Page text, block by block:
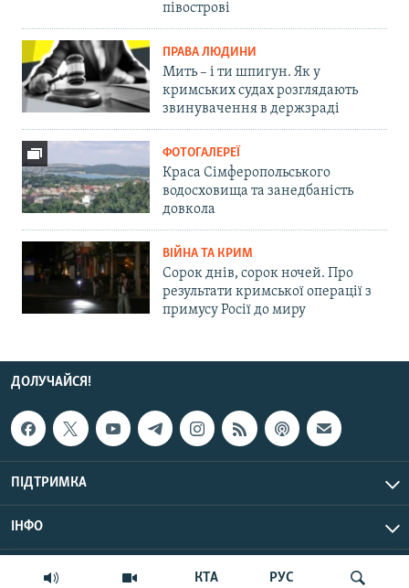
КТА РУС
півострові
ПРАВА ЛЮДИНИ
Мить – і ти шпигун. Як у
кримських судах розглядають
звинувачення в держзраді
ФОТОГАЛЕРЕЇ
Краса Сімферопольського
водосховища та занедбаність
довкола
ВІЙНА ТА КРИМ
Сорок днів, сорок ночей. Про
результати кримської операції з
примусу Росії до миру
ДОЛУЧАЙСЯ!
ПІДТРИМКА
ІНФО
© Крим.Реалії, 2026 | Усі права застережено.